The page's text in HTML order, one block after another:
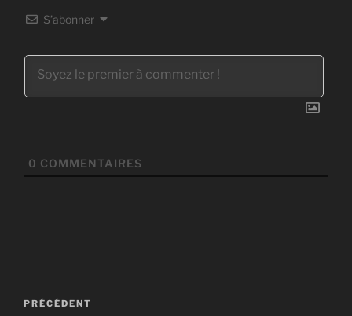
S’abonner
0 COMMENTAIRES
Navigation
Article
PRÉCÉDENT